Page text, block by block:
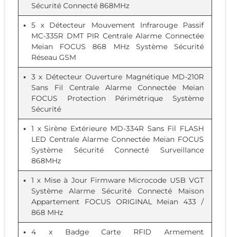
Sécurité Connecté 868MHz
5 x Détecteur Mouvement Infrarouge Passif
MC-335R DMT PIR Centrale Alarme Connectée
Meian FOCUS 868 MHz Système Sécurité
Réseau GSM
3 x Détecteur Ouverture Magnétique MD-210R
Sans Fil Centrale Alarme Connectée Meian
FOCUS Protection Périmétrique Système
Sécurité
1 xSirène Extérieure MD-334R Sans Fil FLASH
LED Centrale Alarme Connectée Meian FOCUS
Système Sécurité Connecté Surveillance
868MHz
1 x Mise à Jour Firmware Microcode USB VGT
Système Alarme Sécurité Connecté Maison
Appartement FOCUS ORIGINAL Meian 433 /
868 MHz
4 x BadgeCarte RFID Armement